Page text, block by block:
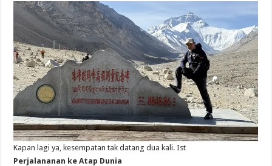
Kapan lagi ya, kesempatan tak datang dua kali. Ist
Perjalananan ke Atap Dunia